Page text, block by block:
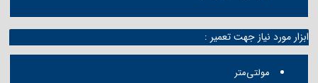
ابزار مورد نیاز جهت تعمیر :
مولتی‌متر